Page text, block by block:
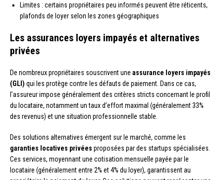
Limites : certains propriétaires peu informés peuvent être réticents,
plafonds de loyer selon les zones géographiques
Les assurances loyers impayés et alternatives
privées
De nombreux propriétaires souscrivent une assurance loyers impayés
(GLI) qui les protège contre les défauts de paiement. Dans ce cas,
l’assureur impose généralement des critères stricts concernant le profil
du locataire, notamment un taux d’effort maximal (généralement 33%
des revenus) et une situation professionnelle stable.
Des solutions alternatives émergent sur le marché, comme les
garanties locatives privées proposées par des startups spécialisées.
Ces services, moyennant une cotisation mensuelle payée par le
locataire (généralement entre 2% et 4% du loyer), garantissent au